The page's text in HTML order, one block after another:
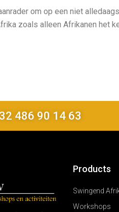
om op een niet
zoals alleen Afrikanen het
486 90 14 63
Products
Swingend
Workshops